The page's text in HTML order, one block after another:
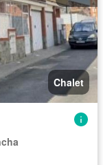
Chalet